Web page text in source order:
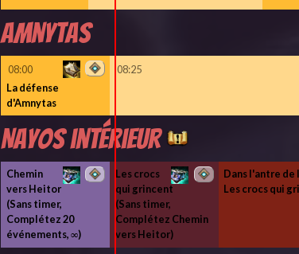
Amnytas
08:00
La défense
d'Amnytas
08:25
Nayos intérieur
Chemin
vers Heitor
(Sans timer,
Complétez 20
événements, ∞)
Les crocs
qui grincent
(Sans timer,
Complétez Chemin
vers Heitor)
Dans l'antre de
Les crocs qui